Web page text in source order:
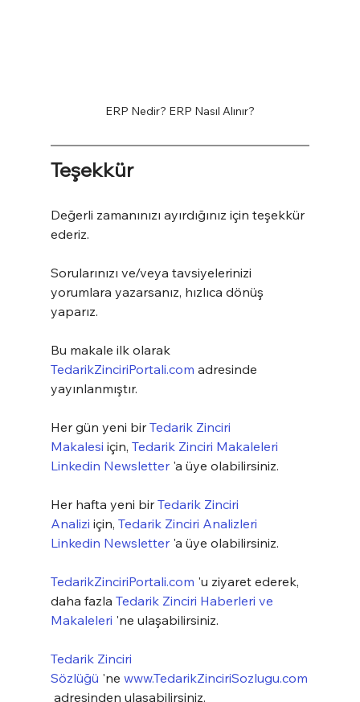
ERP Nedir? ERP Nasıl Alınır?
Teşekkür
Değerli zamanınızı ayırdığınız için teşekkür
ederiz.
Sorularınızı ve/veya tavsiyelerinizi
yorumlara yazarsanız, hızlıca dönüş
yaparız.
Bu makale ilk olarak
TedarikZinciriPortali.com adresinde
yayınlanmıştır.
Her gün yeni bir Tedarik Zinciri
Makalesi için, Tedarik Zinciri Makaleleri
Linkedin Newsletter 'a üye olabilirsiniz.
Her hafta yeni bir Tedarik Zinciri
Analizi için, Tedarik Zinciri Analizleri
Linkedin Newsletter 'a üye olabilirsiniz.
TedarikZinciriPortali.com 'u ziyaret ederek,
daha fazla Tedarik Zinciri Haberleri ve
Makaleleri 'ne ulaşabilirsiniz.
Tedarik Zinciri
Sözlüğü 'ne www.TedarikZinciriSozlugu.com
adresinden ulaşabilirsiniz.